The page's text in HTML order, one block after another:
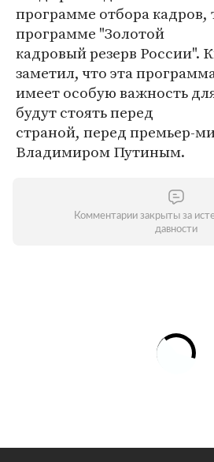
программе отбора кадров,
программе "Золотой
кадровый резерв России".
заметил, что эта
имеет особую важность
будут стоять перед
страной, перед премьер-
Владимиром Путиным.
Комментарии закрыты за
давности